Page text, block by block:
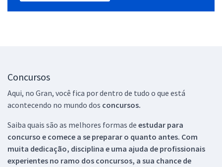
Concursos
Aqui, no Gran, você fica por dentro de tudo o que está
acontecendo no mundo dos concursos.
Saiba quais são as melhores formas de estudar para
concurso e comece a se preparar o quanto antes. Com
muita dedicação, disciplina e uma ajuda de profissionais
experientes no ramo dos concursos, a sua chance de